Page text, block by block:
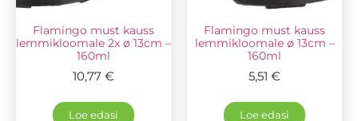
Flamingo must kauss
lemmikloomale 2x ø 13cm –
160ml
10,77 €
Loe edasi
Flamingo must kauss
lemmikloomale ø 13cm –
160ml
5,51 €
Loe edasi